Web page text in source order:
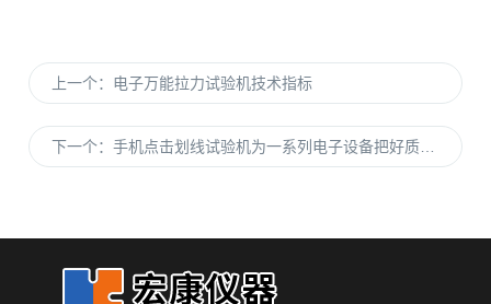
上一个： 电子万能拉力试验机技术指标
下一个：手机点击划线试验机为一系列电子设备把好质量关